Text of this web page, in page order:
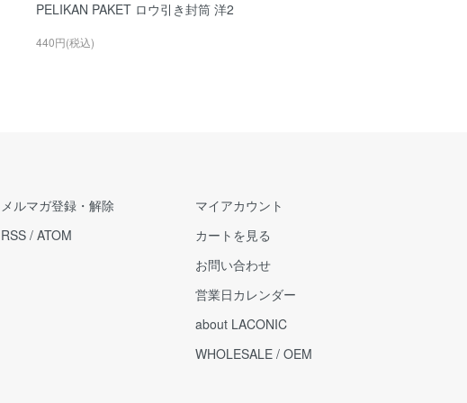
PELIKAN PAKET ロウ引き封筒 洋2
440円(税込)
メルマガ登録・解除
RSS / ATOM
マイアカウント
カートを見る
お問い合わせ
営業日カレンダー
about LACONIC
WHOLESALE / OEM